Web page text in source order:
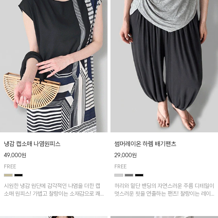
냉감 캡소매 나염원피스
49,000원
FREE
시원한 냉감 원단에 감각적인 나염을 더한 캡
소매 원피스! 가볍고 찰랑이는 소재감으로 쾌
썸머레이온 하렘 배기팬츠
29,000원
FREE
허리와 밑단 밴딩의 자연스러운 주름 디테일이
멋스러운 핏을 연출하는 팬츠! 찰랑이는 레이